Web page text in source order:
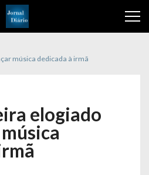
música dedicada à irmã
elogiado